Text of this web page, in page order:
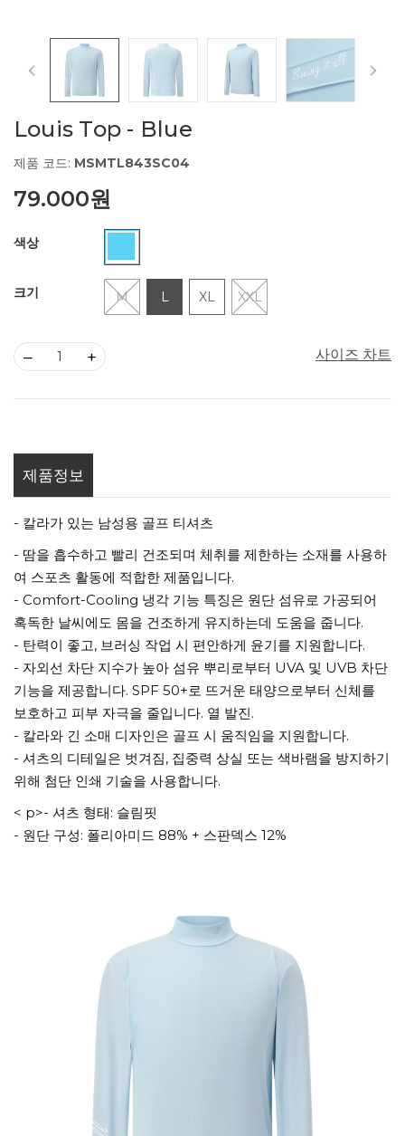
Louis Top - Blue
제품 코드: MSMTL843SC04
79.000원
색상
크기 M L XL XXL
사이즈 차트
– +
제품정보
- 칼라가 있는 남성용 골프 티셔츠
- 땀을 흡수하고 빨리 건조되며 체취를 제한하는 소재를 사용하
여 스포츠 활동에 적합한 제품입니다.
- Comfort-Cooling 냉각 기능 특징은 원단 섬유로 가공되어
혹독한 날씨에도 몸을 건조하게 유지하는데 도움을 줍니다.
- 탄력이 좋고, 브러싱 작업 시 편안하게 윤기를 지원합니다.
- 자외선 차단 지수가 높아 섬유 뿌리로부터 UVA 및 UVB 차단
기능을 제공합니다. SPF 50+로 뜨거운 태양으로부터 신체를
보호하고 피부 자극을 줄입니다. 열 발진.
- 칼라와 긴 소매 디자인은 골프 시 움직임을 지원합니다.
- 셔츠의 디테일은 벗겨짐, 집중력 상실 또는 색바램을 방지하기
위해 첨단 인쇄 기술을 사용합니다.
< p>- 셔츠 형태: 슬림핏
- 원단 구성: 폴리아미드 88% + 스판덱스 12%